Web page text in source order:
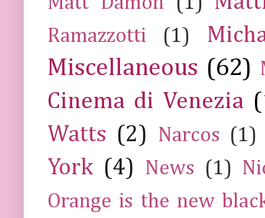
Ramazzotti (1)
Miscellaneous (62)
Cinema di Venezia
Watts (2) Narcos (1)
York (4) News (1)
Orange is the new